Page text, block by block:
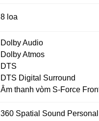
8 loa
Dolby Audio
Dolby Atmos
DTS
DTS Digital Surround
Âm thanh vòm S-Force
360 Spatial Sound